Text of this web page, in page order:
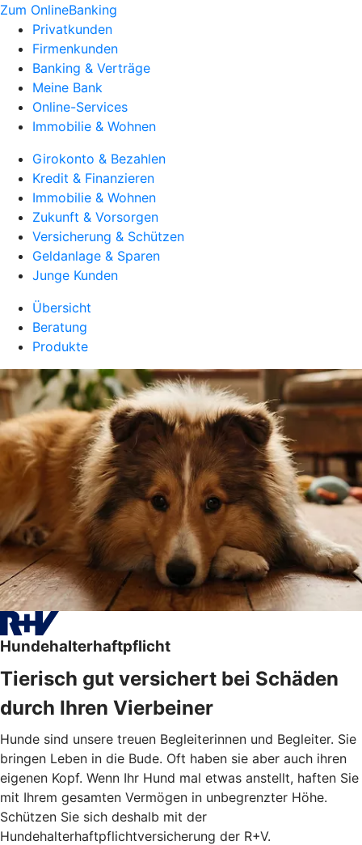
Zum OnlineBanking
Privatkunden
Firmenkunden
Banking & Verträge
Meine Bank
Online-Services
Immobilie & Wohnen
Girokonto & Bezahlen
Kredit & Finanzieren
Immobilie & Wohnen
Zukunft & Vorsorgen
Versicherung & Schützen
Geldanlage & Sparen
Junge Kunden
Übersicht
Beratung
Produkte
Hundehalterhaftpflicht
Tierisch gut versichert bei Schäden
durch Ihren Vierbeiner
Hunde sind unsere treuen Begleiterinnen und Begleiter. Sie
bringen Leben in die Bude. Oft haben sie aber auch ihren
eigenen Kopf. Wenn Ihr Hund mal etwas anstellt, haften Sie
mit Ihrem gesamten Vermögen in unbegrenzter Höhe.
Schützen Sie sich deshalb mit der
Hundehalterhaftpflichtversicherung der R+V.